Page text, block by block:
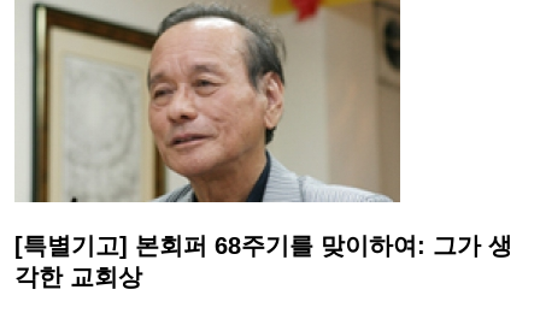
[특별기고] 본회퍼 68주기를 맞이하여: 그가 생
각한 교회상